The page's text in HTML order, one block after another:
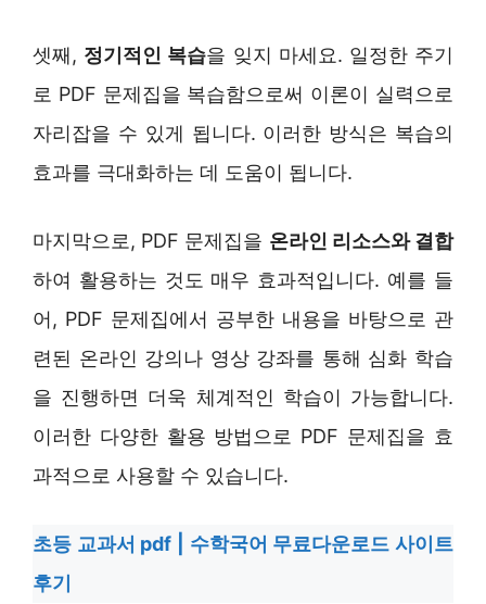
셋째, 정기적인 복습을 잊지 마세요. 일정한 주기
로 PDF 문제집을 복습함으로써 이론이 실력으로
자리잡을 수 있게 됩니다. 이러한 방식은 복습의
효과를 극대화하는 데 도움이 됩니다.
마지막으로, PDF 문제집을 온라인 리소스와 결합
하여 활용하는 것도 매우 효과적입니다. 예를 들
어, PDF 문제집에서 공부한 내용을 바탕으로 관
련된 온라인 강의나 영상 강좌를 통해 심화 학습
을 진행하면 더욱 체계적인 학습이 가능합니다.
이러한 다양한 활용 방법으로 PDF 문제집을 효
과적으로 사용할 수 있습니다.
초등 교과서 pdf | 수학국어 무료다운로드 사이트
후기